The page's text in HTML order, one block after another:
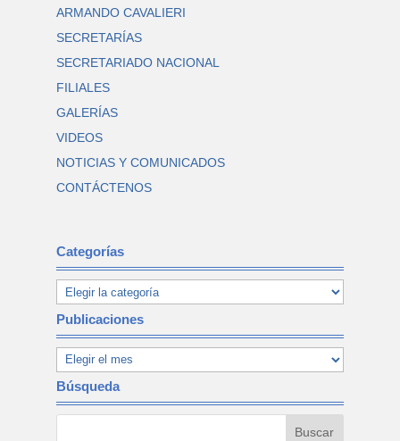
ARMANDO CAVALIERI
SECRETARÍAS
SECRETARIADO NACIONAL
FILIALES
GALERÍAS
VIDEOS
NOTICIAS Y COMUNICADOS
CONTÁCTENOS
Categorías
Publicaciones
Búsqueda